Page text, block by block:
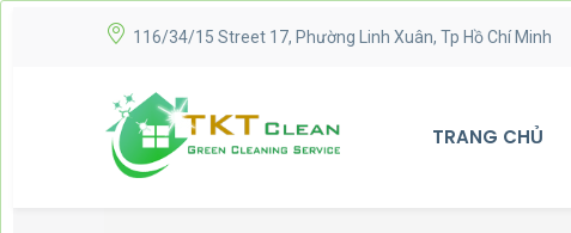
116/34/15 Street 17, Phường Linh Xuân, Tp Hồ Chí Minh
TRANG CHỦ